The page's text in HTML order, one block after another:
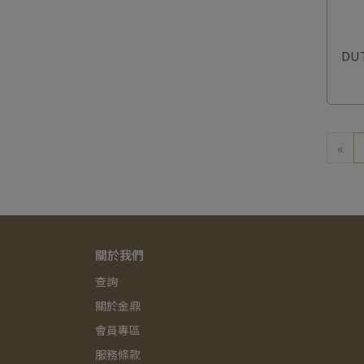
«
關於我們
查詢
關於金鼎
會員專區
服務條款